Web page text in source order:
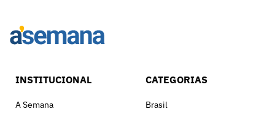
INSTITUCIONAL
A Semana
CATEGORIAS
Brasil